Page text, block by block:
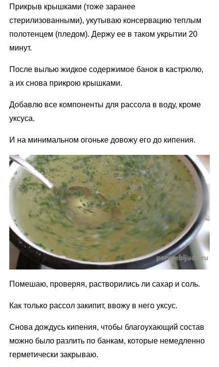
Прикрыв крышками (тоже заранее
стерилизованными), укутываю консервацию теплым
полотенцем (пледом). Держу ее в таком укрытии 20
минут.
После вылью жидкое содержимое банок в кастрюлю,
а их снова прикрою крышками.
Добавлю все компоненты для рассола в воду, кроме
уксуса.
И на минимальном огоньке довожу его до кипения.
Помешаю, проверяя, растворились ли сахар и соль.
Как только рассол закипит, ввожу в него уксус.
Снова дождусь кипения, чтобы благоухающий состав
можно было разлить по банкам, которые немедленно
герметически закрываю.